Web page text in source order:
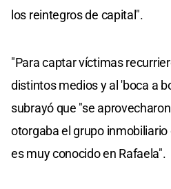
los reintegros de capital".
"Para captar víctimas
distintos medios y al 'boca a
subrayó que "se
otorgaba el grupo inmobiliario
es muy conocido en Rafaela".